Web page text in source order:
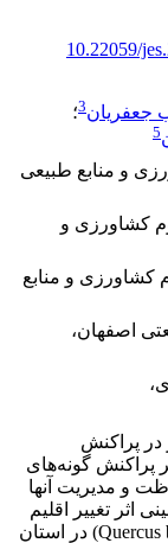
10.22059/
جعفریان3؛
5
و منابع طبیعی
کشاورزی و
کشاورزی و منابع
اصفهان،
در پراکنش
پراکنش گونه‌های
و مدیریت آنها
تغییر اقلیم
بر پراکنش جغرافیایی گونه بلوط ایرانی (Quercus brantii) در استان